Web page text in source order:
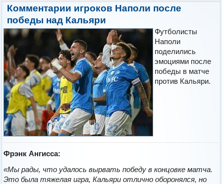
Комментарии игроков Наполи после
победы над Кальяри
Футболисты
Наполи
поделились
эмоциями после
победы в матче
против Кальяри.
Фрэнк Ангисса:
«Мы рады, что удалось вырвать победу в концовке матча.
Это была тяжелая игра, Кальяри отлично оборонялся, но